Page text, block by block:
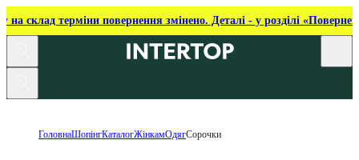
на склад терміни повернення змінено. Деталі - у розділі
ГоловнаШопінгКаталогЖінкамОдягСорочки